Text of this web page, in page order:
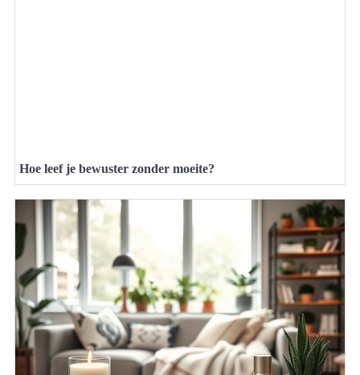
Hoe leef je bewuster zonder moeite?